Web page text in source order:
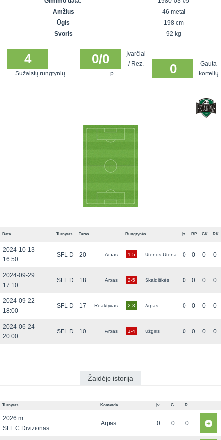
SFL rudens
Snaigės taurė
čempionatas
Vilnius
Amžius
46 metai
Ūgis
198 cm
Svoris
92 kg
4
Sužaistų rungtynių
0/0
Įvarčiai
/ Rez.
p.
0
Gauta
kortelių
Data Turnyras Turas Rungtynės Įv. RP GK RK
2024-10-13
16:50
SFL D 20 Arpas 1-5 Utenos Utena 0 0 0 0
2024-09-29
17:10
SFL D 18 Arpas 2-5 Skaidiškės 0 0 0 0
2024-09-22
18:00
SFL D 17 Reaktyvas 2-3 Arpas 0 0 0 0
2024-06-24
20:00
SFL D 10 Arpas 1-4 Užgiris 0 0 0 0
Žaidėjo istorija
Turnyras Komanda Įv G R
2026 m.
SFL C Divizionas
Arpas 0 0 0